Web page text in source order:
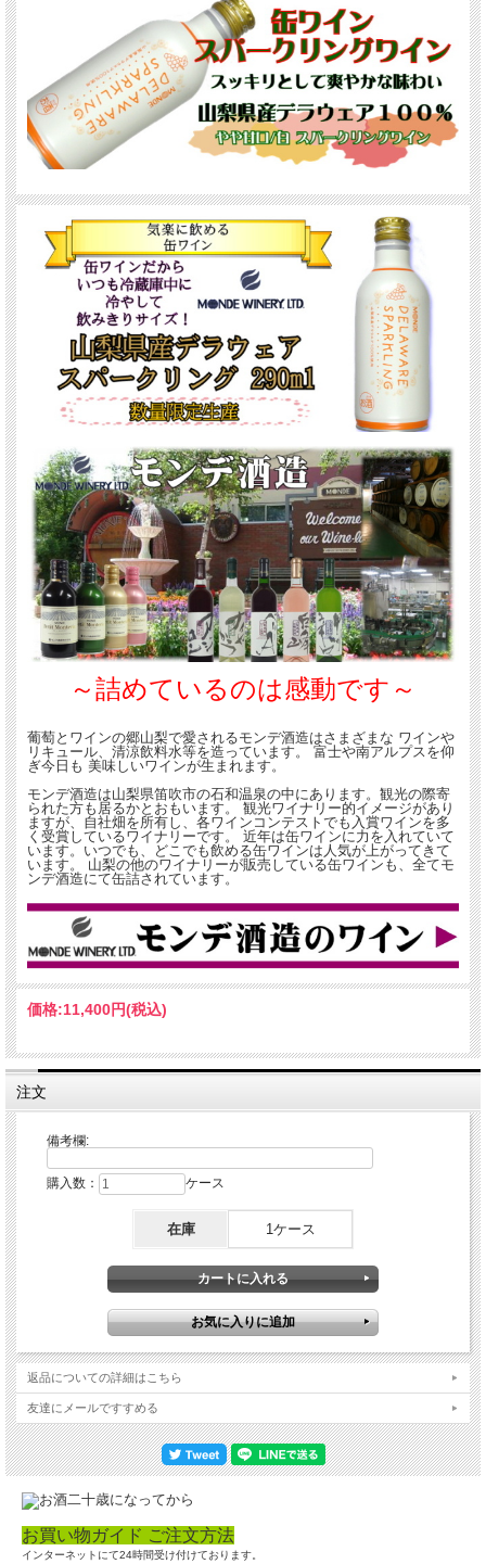
爽やかな香りとスッキリとした酸味、豊かな果実味が相まったスパークリングワイ
品目：果実酒(発泡性) 原材料名：ぶどう(山梨県産デラウェア) 酸化防止剤(亜硫
酸塩)炭酸ガス含有 アルコール分：9% 内容量：290ml タイプ：やや甘口 飲み
頃：５℃～８℃ 製造者：モンデ酒造株式会社 山梨県笛吹市石和町市部476
～詰めているのは感動です～
葡萄とワインの郷山梨で愛されるモンデ酒造はさまざまな ワインや
リキュール、清涼飲料水等を造っています。 富士や南アルプスを仰
ぎ今日も 美味しいワインが生まれます。
モンデ酒造は山梨県笛吹市の石和温泉の中にあります。観光の際寄
られた方も居るかとおもいます。 観光ワイナリー的イメージがあり
ますが、自社畑を所有し、各ワインコンテストでも入賞ワインを多
く受賞しているワイナリーです。 近年は缶ワインに力を入れていて
います。いつでも、どこでも飲める缶ワインは人気が上がってきて
います。 山梨の他のワイナリーが販売している缶ワインも、全てモ
ンデ酒造にて缶詰されています。
価格:11,400円(税込)
注文
備考欄:
購入数： ケース
在庫 1ケース
返品についての詳細はこちら
友達にメールですすめる
お買い物ガイド ご注文方法
インターネットにて24時間受け付けております。